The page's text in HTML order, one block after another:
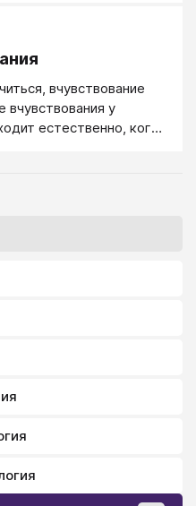
желаний,
с радостью помогу.
по пути, оказывается
вчувствование
вчувствования у
естественно, когда